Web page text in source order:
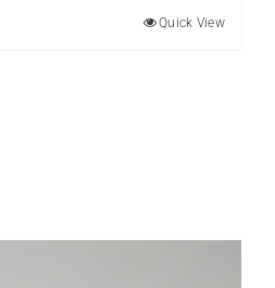
Quick View